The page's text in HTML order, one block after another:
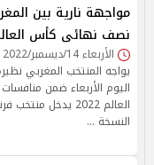
مواجهة نارية بين
نصف نهائى كأس
الأربعاء 14/ديسمبر/2022 - 08:44 ص
يواجه المنتخب المغربي
اليوم الأربعاء ضمن
العالم 2022 يدخل
النسخة …